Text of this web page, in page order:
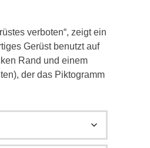
verboten“, zeigt ein
Gerüst benutzt auf
Rand und einem
der das Piktogramm